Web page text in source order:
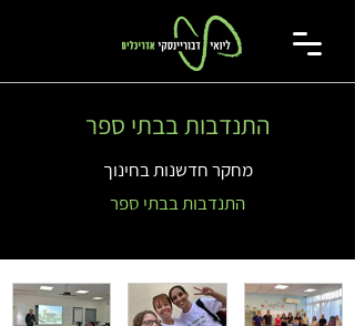
התנדבות בבתי ספר
מחקר חדשנות בחינוך
התנדבות בבתי ספר